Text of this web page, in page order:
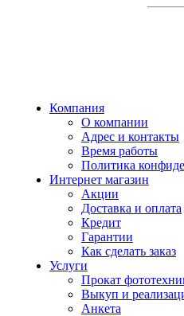
Компания
О компании
Адрес и контакты
Время работы
Политика
Интернет магазин
Акции
Доставка и оплата
Кредит
Гарантии
Как сделать заказ
Услуги
Прокат
Выкуп и
Анкета